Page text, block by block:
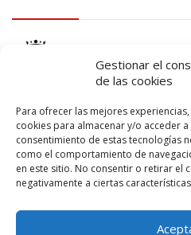
Gestionar el
de las cookies
Para ofrecer las mejores
cookies para almacenar y/o acceder
consentimiento de estas tecnologías
como el comportamiento de
en este sitio. No consentir o retirar el
negativamente a ciertas
logo SID